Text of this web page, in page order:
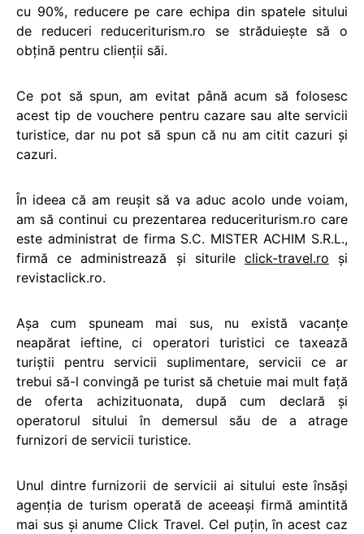
cu 90%, reducere pe care echipa din spatele sitului
de reduceri reduceriturism.ro se străduiește să o
obţină pentru clienţii săi.
Ce pot să spun, am evitat până acum să folosesc
acest tip de vouchere pentru cazare sau alte servicii
turistice, dar nu pot să spun că nu am citit cazuri şi
cazuri.
În ideea că am reuşit să va aduc acolo unde voiam,
am să continui cu prezentarea reduceriturism.ro care
este administrat de firma S.C. MISTER ACHIM S.R.L.,
firmă ce administrează şi siturile click-travel.ro şi
revistaclick.ro.
Aşa cum spuneam mai sus, nu există vacanţe
neapărat ieftine, ci operatori turistici ce taxează
turiştii pentru servicii suplimentare, servicii ce ar
trebui să-l convingă pe turist să chetuie mai mult faţă
de oferta achizituonata, după cum declară şi
operatorul sitului în demersul său de a atrage
furnizori de servicii turistice.
Unul dintre furnizorii de servicii ai sitului este însăşi
agenţia de turism operată de aceeaşi firmă amintită
mai sus şi anume Click Travel. Cel puţin, în acest caz